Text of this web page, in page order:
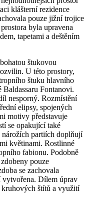
klášterní rezidence
pouze jižní trojice
byla upravena
tapetami a deštěním
štukovou
U této prostory,
štuku hlavního
Baldassaru Fontanovi.
nesporný. Rozmístění
elipsy, spojených
motivy představuje
se opakující také
nárožích partiích doplňují
květinami. Rostlinné
fabionu. Podobně
pouze
se zachovala
vytvořena. Dílem úprav
kruhových štítů a využití